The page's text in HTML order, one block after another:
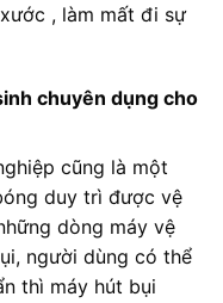
, làm mất đi sự
chuyên dụng cho
cũng là một
duy trì được vệ
dòng máy vệ
người dùng có thể
thì máy hút bụi